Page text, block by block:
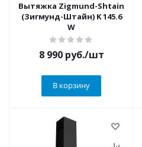
Вытяжка Zigmund-Shtain
(Зигмунд-Штайн) K 145.6
W
8 990руб./шт
В корзину